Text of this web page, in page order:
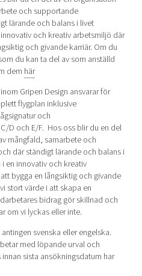
och supportande
lärande och balans i livet
och kreativ arbetsmiljö där
och givande karriär. Om du
du kan ta del av som anställd
dem här
Gripen Design ansvarar för
flygplan inklusive
och
D och E/F. Hos oss blir du en del
mångfald, samarbete och
där ständigt lärande och balans i
en innovativ och kreativ
bygga en långsiktig och givande
stort värde i att skapa en
bidrag gör skillnad och
om vi lyckas eller inte.
svenska eller engelska.
med löpande urval och
sista ansökningsdatum har